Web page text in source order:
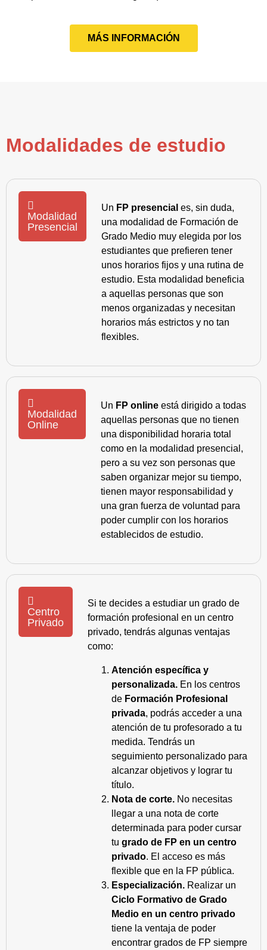
MÁS INFORMACIÓN
Modalidades de estudio
Modalidad
Presencial
Un FP presencial es, sin duda,
una modalidad de Formación de
Grado Medio muy elegida por los
estudiantes que prefieren tener
unos horarios fijos y una rutina de
estudio. Esta modalidad beneficia
a aquellas personas que son
menos organizadas y necesitan
horarios más estrictos y no tan
flexibles.
Modalidad
Online
Un FP online está dirigido a todas
aquellas personas que no tienen
una disponibilidad horaria total
como en la modalidad presencial,
pero a su vez son personas que
saben organizar mejor su tiempo,
tienen mayor responsabilidad y
una gran fuerza de voluntad para
poder cumplir con los horarios
establecidos de estudio.
Centro
Privado
Si te decides a estudiar un grado de
formación profesional en un centro
privado, tendrás algunas ventajas
como:
Atención específica y
personalizada. En los centros
de Formación Profesional
privada, podrás acceder a una
atención de tu profesorado a tu
medida. Tendrás un
seguimiento personalizado para
alcanzar objetivos y lograr tu
título.
Nota de corte. No necesitas
llegar a una nota de corte
determinada para poder cursar
tu grado de FP en un centro
privado. El acceso es más
flexible que en la FP pública.
Especialización. Realizar un
Ciclo Formativo de Grado
Medio en un centro privado
tiene la ventaja de poder
encontrar grados de FP siempre